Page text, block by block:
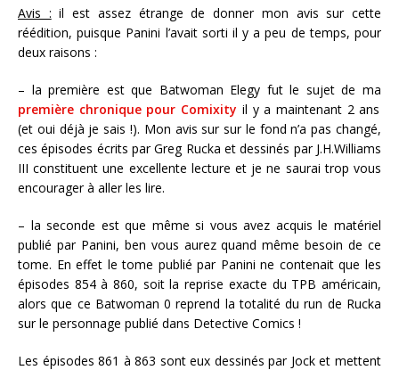
Avis : il est assez étrange de donner mon avis sur cette
réédition, puisque Panini l’avait sorti il y a peu de temps, pour
deux raisons :
– la première est que Batwoman Elegy fut le sujet de ma
première chronique pour Comixity il y a maintenant 2 ans
(et oui déjà je sais !). Mon avis sur sur le fond n’a pas changé,
ces épisodes écrits par Greg Rucka et dessinés par J.H.Williams
III constituent une excellente lecture et je ne saurai trop vous
encourager à aller les lire.
– la seconde est que même si vous avez acquis le matériel
publié par Panini, ben vous aurez quand même besoin de ce
tome. En effet le tome publié par Panini ne contenait que les
épisodes 854 à 860, soit la reprise exacte du TPB américain,
alors que ce Batwoman 0 reprend la totalité du run de Rucka
sur le personnage publié dans Detective Comics !
Les épisodes 861 à 863 sont eux dessinés par Jock et mettent